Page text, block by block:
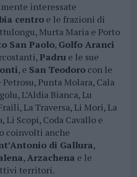
interessate
centroe le frazioni di
Murta Maria e Porto
San Paolo, Golfo Aranci
Padrue le sue
, e San Teodorocon le
Punta Molara, Cala
L’Aldia Bianca, Lu
La Traversa, Li Mori, La
Li Scopi, Coda Cavallo e
coinvolti anche
di Gallura,
,Arzachena e le
territori.